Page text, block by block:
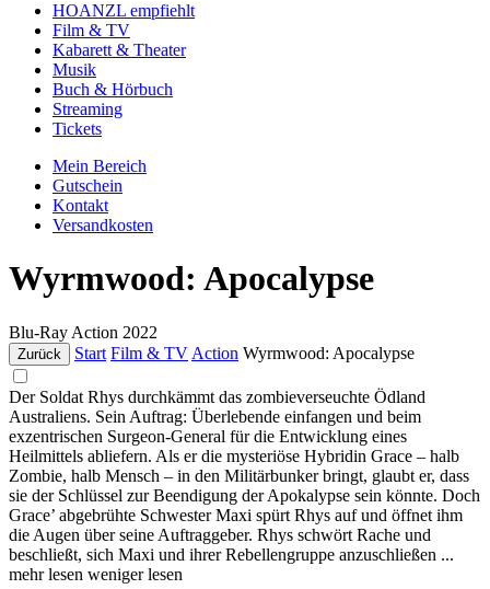
HOANZL empfiehlt
Film & TV
Kabarett & Theater
Musik
Buch & Hörbuch
Streaming
Tickets
Mein Bereich
Gutschein
Kontakt
Versandkosten
Wyrmwood: Apocalypse
Blu-Ray Action 2022
Zurück Start Film & TV Action Wyrmwood: Apocalypse
Der Soldat Rhys durchkämmt das zombieverseuchte Ödland
Australiens. Sein Auftrag: Überlebende einfangen und beim
exzentrischen Surgeon-General für die Entwicklung eines
Heilmittels abliefern. Als er die mysteriöse Hybridin Grace – halb
Zombie, halb Mensch – in den Militärbunker bringt, glaubt er, dass
sie der Schlüssel zur Beendigung der Apokalypse sein könnte. Doch
Grace’ abgebrühte Schwester Maxi spürt Rhys auf und öffnet ihm
die Augen über seine Auftraggeber. Rhys schwört Rache und
beschließt, sich Maxi und ihrer Rebellengruppe anzuschließen ...
mehr lesen weniger lesen